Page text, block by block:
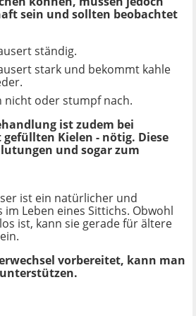
sein und sollten beobachtet
ständig.
stark und bekommt kahle
nicht oder stumpf nach.
ist zudem bei
Kielen - nötig. Diese
und sogar zum
ist ein natürlicher und
im Leben eines Sittichs. Obwohl
ist, kann sie gerade für ältere
vorbereitet, kann man